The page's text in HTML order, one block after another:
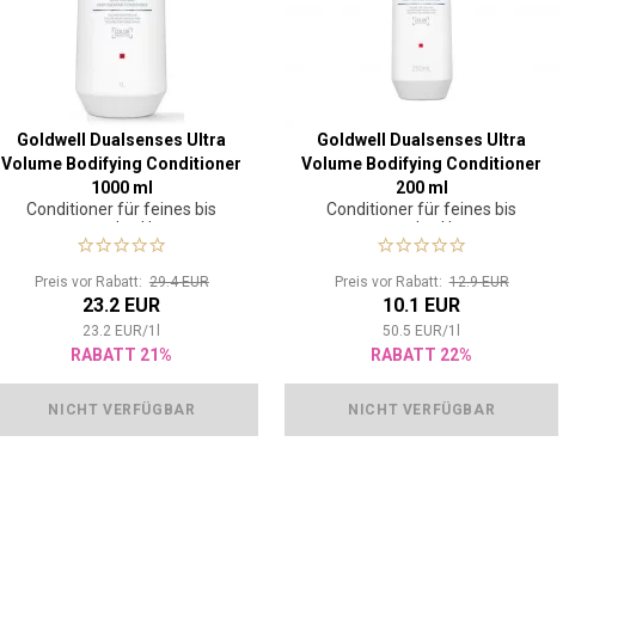
Goldwell Dualsenses Ultra
Volume Bodifying Conditioner
1000 ml
Conditioner für feines bis
normales Haar
Preis vor Rabatt: 29.4 EUR
23.2 EUR
23.2 EUR/1
RABATT 21%
NICHT VERFÜGBAR
Goldwell Dualsenses Ultra
Volume Bodifying Conditioner
200 ml
Conditioner für feines bis
normales Haar
Preis vor Rabatt:12.9 EUR
10.1 EUR
50.5 EUR/1
RABATT 22%
NICHT VERFÜGBAR